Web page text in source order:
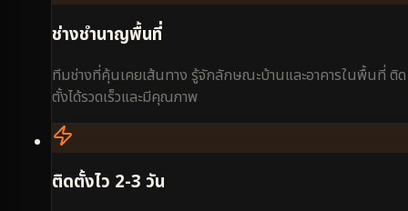
ช่างชำนาญพื้นที่
ทีมช่างที่คุ้นเคยเส้นทาง รู้จักลักษณะบ้านและอาคารในพื้นที่ ติด
ตั้งได้รวดเร็วและมีคุณภาพ
ติดตั้งไว 2-3 วัน